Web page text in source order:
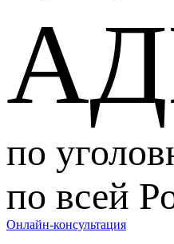
по
по всей
Онлайн-консультация